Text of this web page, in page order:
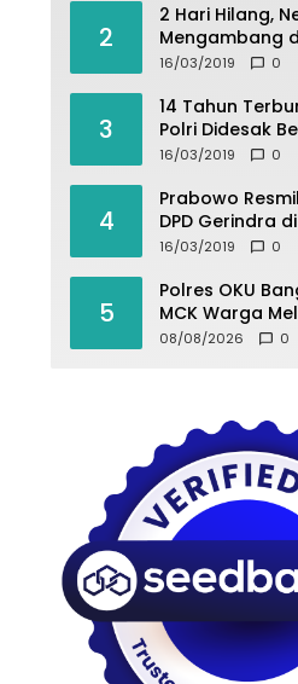
2
2 Hari Hilang,
Mengambang
Cipalawah Garut
16/03/2019 0
3
14 Tahun
Polri Didesak
Khusus
16/03/2019 0
4
Prabowo
DPD Gerindra
16/03/2019 0
5
Polres OKU
MCK Warga
BELIDA ASRI
08/08/2026 0